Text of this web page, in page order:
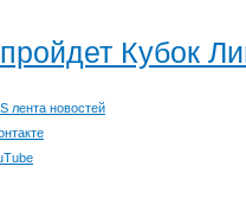
Кубок
лента новостей